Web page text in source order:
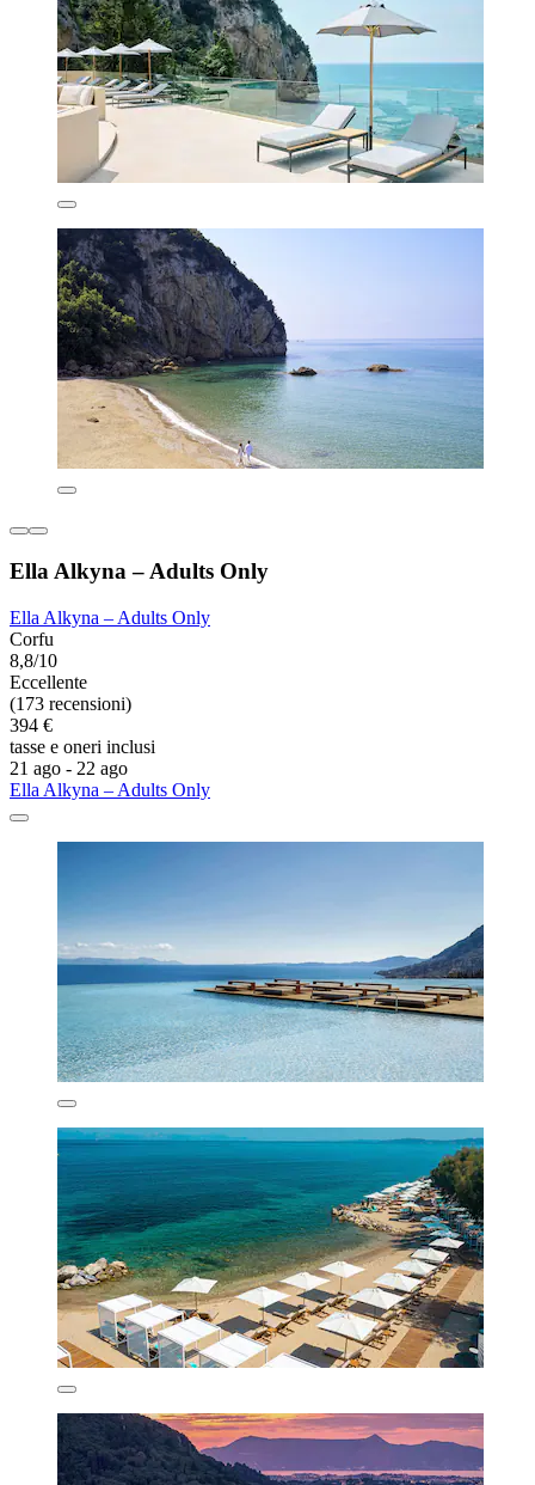
Ella Alkyna – Adults Only
Ella Alkyna – Adults Only
Corfu
8,8/10
Eccellente
(173 recensioni)
394 €
tasse e oneri inclusi
21 ago - 22 ago
Ella Alkyna – Adults Only